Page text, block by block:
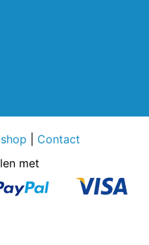
Contact
met